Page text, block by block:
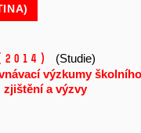
(Studie)
výzkumy
zjištění a výzvy